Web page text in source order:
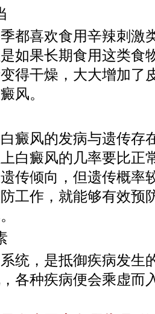
喜欢食用辛辣刺激
如果长期食用这类食
得干燥，大大增加了
风。
风的发病与遗传存
白癜风的几率要比正
传倾向，但遗传概率
工作，就能够有效预
，是抵御疾病发生
各种疾病便会乘虚而